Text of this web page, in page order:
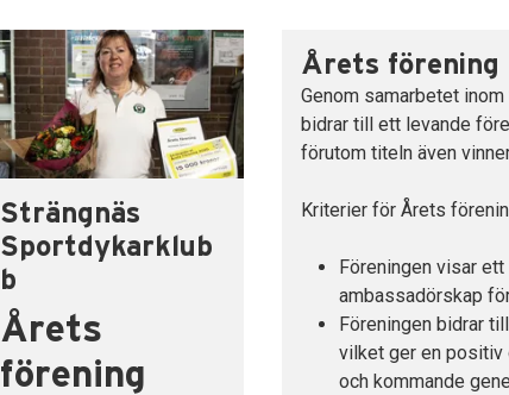
Strängnäs
Sportdykarklub
b
Årets
förening
Årets förening
Genom samarbetet
bidrar till ett levande
förutom titeln även
Kriterier för Årets
Föreningen visar
ambassadörskap
Föreningen bidrar
vilket ger en positiv
och kommande